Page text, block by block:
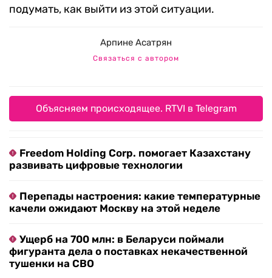
подумать, как выйти из этой ситуации.
Арпине Асатрян
Связаться с автором
Объясняем происходящее. RTVI в Telegram
Freedom Holding Corp. помогает Казахстану
развивать цифровые технологии
Перепады настроения: какие температурные
качели ожидают Москву на этой неделе
Ущерб на 700 млн: в Беларуси поймали
фигуранта дела о поставках некачественной
тушенки на СВО